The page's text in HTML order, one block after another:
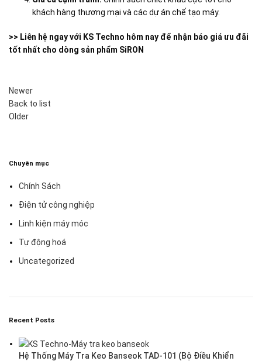
khách hàng thương mại và các dự án chế tạo máy.
>> Liên hệ ngay với KS Techno hôm nay để nhận báo giá ưu đãi
tốt nhất cho dòng sản phẩm SiRON
Newer
Back to list
Older
Chuyên mục
Chính Sách
Điện tử công nghiệp
Linh kiện máy móc
Tự động hoá
Uncategorized
Recent Posts
Hệ Thống Máy Tra Keo Banseok TAD-101 (Bộ Điều Khiển